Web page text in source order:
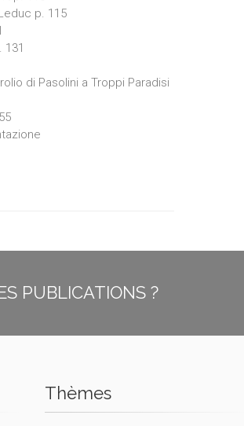
p. 115
131
di Pasolini a Troppi Paradisi
PUBLICATIONS ?
Thèmes